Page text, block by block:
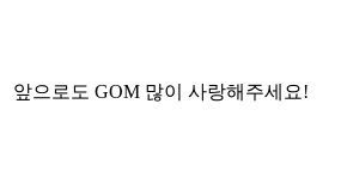
앞으로도 GOM 많이 사랑해주세요!